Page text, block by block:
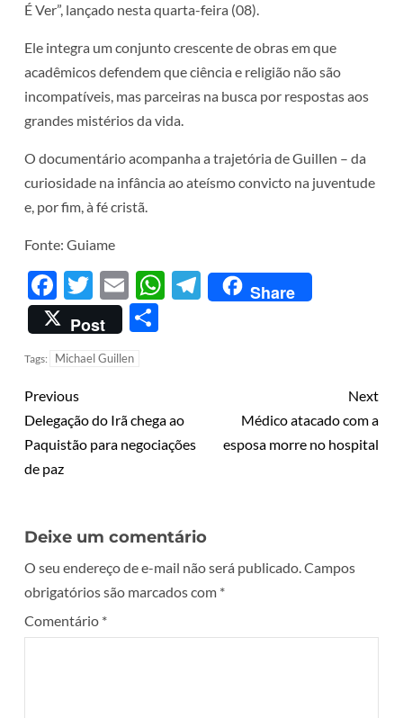
É Ver”, lançado nesta quarta-feira (08).
Ele integra um conjunto crescente de obras em que
acadêmicos defendem que ciência e religião não são
incompatíveis, mas parceiras na busca por respostas aos
grandes mistérios da vida.
O documentário acompanha a trajetória de Guillen – da
curiosidade na infância ao ateísmo convicto na juventude
e, por fim, à fé cristã.
Fonte: Guiame
Facebook
Twitter
EmailWhatsApp
Telegram
Share
Post
Tags: Michael Guillen
Previous
Delegação do Irã chega ao
Paquistão para negociações
de paz
Next
Médico atacado com a
esposa morre no hospital
Deixe um comentário
O seu endereço de e-mail não será publicado.Campos
obrigatórios são marcados com *
Comentário *